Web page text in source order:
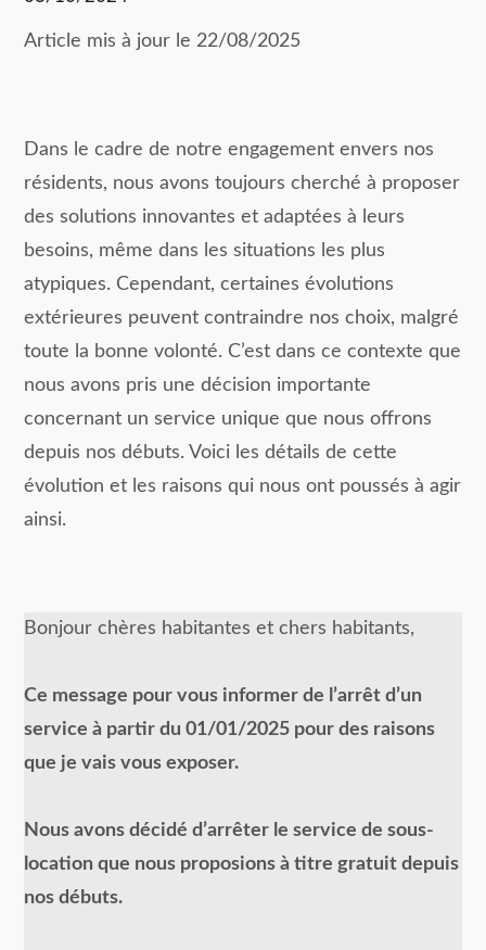
Article mis à jour le 22/08/2025
Dans le cadre de notre engagement envers nos
résidents, nous avons toujours cherché à proposer
des solutions innovantes et adaptées à leurs
besoins, même dans les situations les plus
atypiques. Cependant, certaines évolutions
extérieures peuvent contraindre nos choix, malgré
toute la bonne volonté. C’est dans ce contexte que
nous avons pris une décision importante
concernant un service unique que nous offrons
depuis nos débuts. Voici les détails de cette
évolution et les raisons qui nous ont poussés à agir
ainsi.
Bonjour chères habitantes et chers habitants,
Ce message pour vous informer de l’arrêt d’un
service à partir du 01/01/2025 pour des raisons
que je vais vous exposer.
Nous avons décidé d’arrêter le service de sous-
location que nous proposions à titre gratuit depuis
nos débuts.